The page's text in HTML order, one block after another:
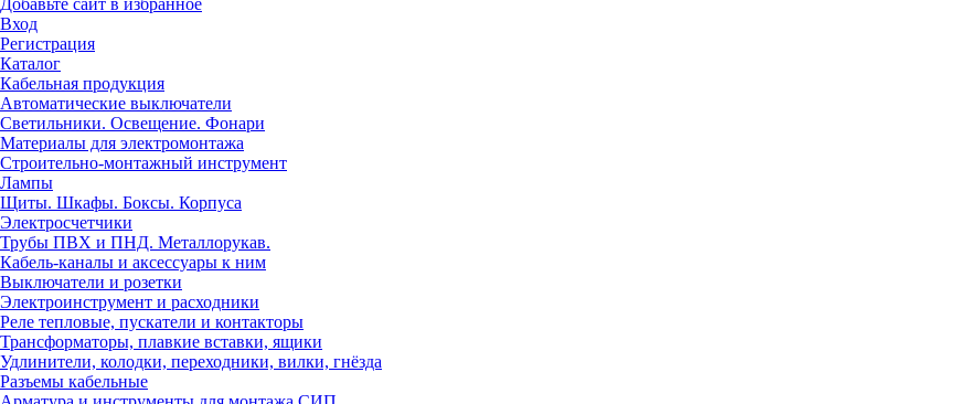
Добавьте сайт в избранное
Вход
Регистрация
Каталог
Кабельная продукция
Автоматические выключатели
Светильники. Освещение. Фонари
Материалы для электромонтажа
Строительно-монтажный инструмент
Лампы
Щиты. Шкафы. Боксы. Корпуса
Электросчетчики
Трубы ПВХ и ПНД. Металлорукав.
Кабель-каналы и аксессуары к ним
Выключатели и розетки
Электроинструмент и расходники
Реле тепловые, пускатели и контакторы
Трансформаторы, плавкие вставки, ящики
Удлинители, колодки, переходники, вилки, гнёзда
Разъемы кабельные